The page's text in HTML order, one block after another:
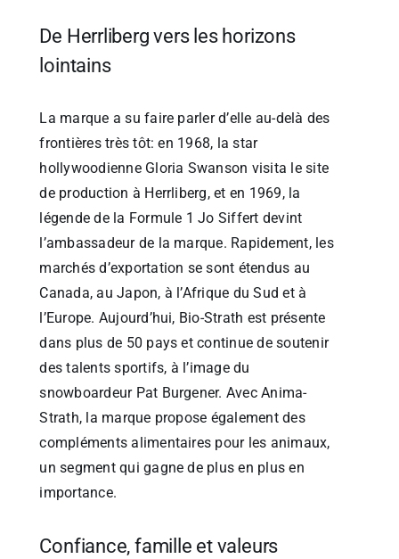
De Herrliberg vers les horizons
lointains
La marque a su faire parler d’elle au-delà des
frontières très tôt: en 1968, la star
hollywoodienne Gloria Swanson visita le site
de production à Herrliberg, et en 1969, la
légende de la Formule 1 Jo Siffert devint
l’ambassadeur de la marque. Rapidement, les
marchés d’exportation se sont étendus au
Canada, au Japon, à l’Afrique du Sud et à
l’Europe. Aujourd’hui, Bio-Strath est présente
dans plus de 50 pays et continue de soutenir
des talents sportifs, à l’image du
snowboardeur Pat Burgener. Avec Anima-
Strath, la marque propose également des
compléments alimentaires pour les animaux,
un segment qui gagne de plus en plus en
importance.
Confiance, famille et valeurs